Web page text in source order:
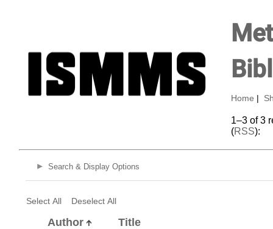
Home
1–3 of 3
(RSS):
Search & Display Options
Select All Deselect All
Author Title